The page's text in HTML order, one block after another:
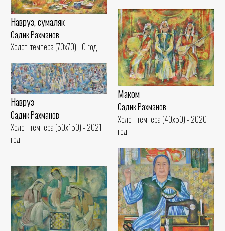
Навруз, сумаляк
Садик Рахманов
Холст, темпера (70x70) - 0 год
Маком
Садик Рахманов
Холст, темпера (40x50) - 2020
год
Навруз
Садик Рахманов
Холст, темпера (50x150) - 2021
год